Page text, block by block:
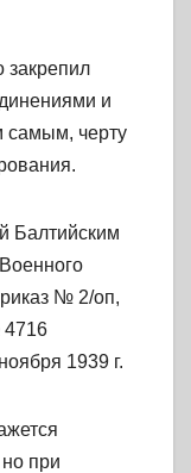
закрепил
и
самым, черту
Балтийским
№ 2/оп,
4716
1939 г.
при